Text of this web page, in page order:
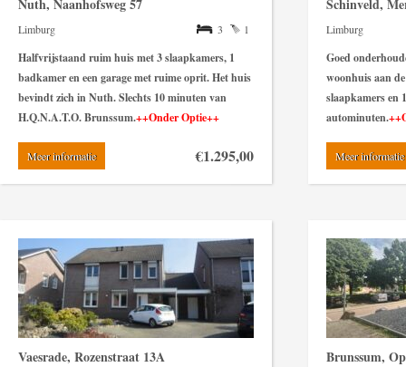
Nuth, Naanhofsweg 57
3 1
Limburg
Halfvrijstaand ruim huis met 3 slaapkamers, 1
badkamer en een garage met ruime oprit. Het huis
bevindt zich in Nuth. Slechts 10 minuten van
H.Q.N.A.T.O. Brunssum.++Onder Optie++
Meer informatie €1.295,00
Schinveld,
Limburg
Goed
woonhuis aan
slaapkamers en
autominuten.
Meer informatie
Vaesrade, Rozenstraat 13A Brunssum,